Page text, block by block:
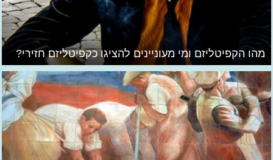
מהו הקפיטליזם ומי מעוניינים להציגו כקפיטליזם חזירי?